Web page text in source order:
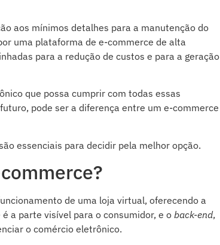
aos mínimos detalhes para a manutenção do
uma plataforma de e-commerce de alta
para a redução de custos e para a geração
que possa cumprir com todas essas
pode ser a diferença entre um e-commerce
essenciais para decidir pela melhor opção.
de uma loja virtual, oferecendo a
é a parte visível para o consumidor, e oback-end,
o comércio eletrônico.